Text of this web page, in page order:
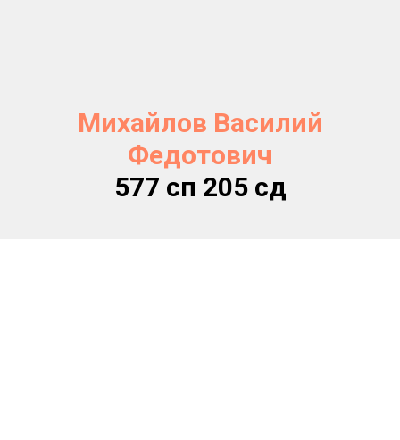
Михайлов Василий
Федотович
577 сп 205 сд